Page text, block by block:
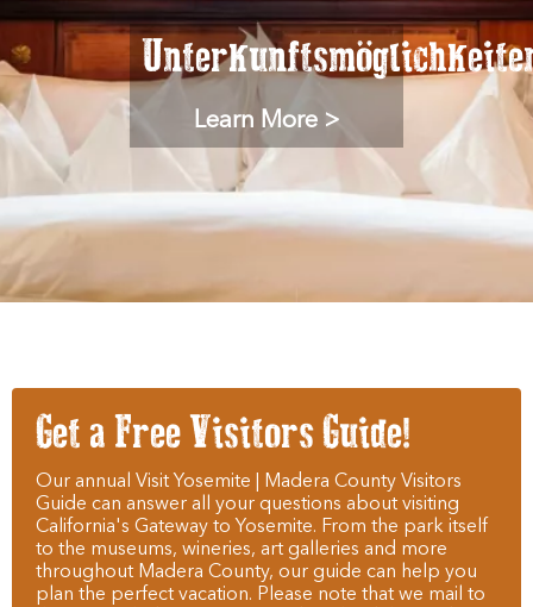
Learn More >
Get a Free Visitors Guide!
Our annual Visit Yosemite | Madera County Visitors
Guide can answer all your questions about visiting
California's Gateway to Yosemite. From the park itself
to the museums, wineries, art galleries and more
throughout Madera County, our guide can help you
plan the perfect vacation. Please note that we mail to